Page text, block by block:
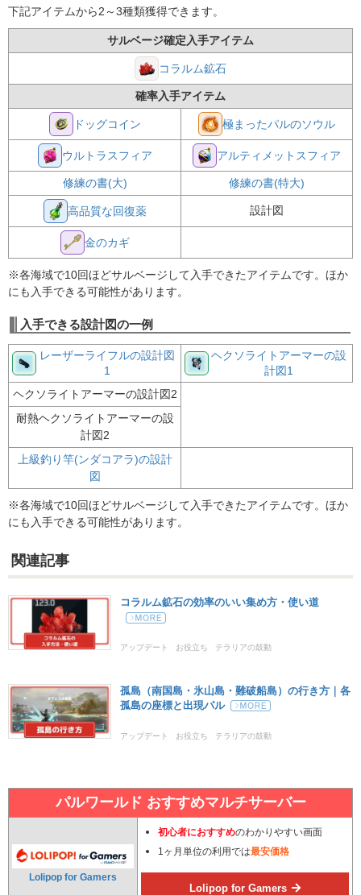
下記アイテムから2～3種類獲得できます。
サルベージ確定入手アイテム
コラルム鉱石
確率入手アイテム
ドッグコイン 極まったパルのソウル
ウルトラスフィア アルティメットスフィア
修練の書(大) 修練の書(特大)
高品質な回復薬 設計図
金のカギ
※各海域で10回ほどサルベージして入手できたアイテムです。ほか
にも入手できる可能性があります。
入手できる設計図の一例
レーザーライフルの設計図
1
ヘクソライトアーマーの設
計図1
ヘクソライトアーマーの設計図2
耐熱ヘクソライトアーマーの設
計図2
上級釣り竿(ンダコアラ)の設計
図
※各海域で10回ほどサルベージして入手できたアイテムです。ほか
にも入手できる可能性があります。
関連記事
コラルム鉱石の効率のいい集め方・使い道
アップデート お役立ち テラリアの鼓動
孤島（南国島・氷山島・難破船島）の行き方｜各
孤島の座標と出現パル
アップデート お役立ち テラリアの鼓動
パルワールド おすすめマルチサーバー
Lolipop for Gamers
初心者におすすめのわかりやすい画面
1ヶ月単位の利用では最安価格
Lolipop for Gamers